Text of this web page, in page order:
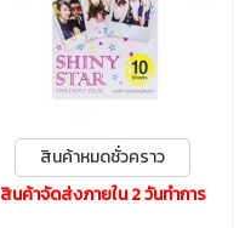
สินค้าหมดชั่วคราว
สินค้าจัดส่งภายใน 2 วันทำการ